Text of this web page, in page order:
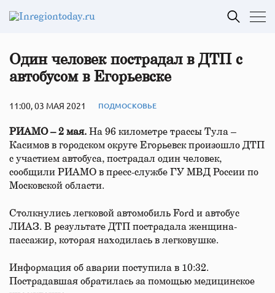
Один человек пострадал в ДТП с
автобусом в Егорьевске
11:00, 03 МАЯ 2021 ПОДМОСКОВЬЕ
РИАМО – 2 мая. На 96 километре трассы Тула –
Касимов в городском округе Егорьевск произошло ДТП
с участием автобуса, пострадал один человек,
сообщили РИАМО в пресс-службе ГУ МВД России по
Московской области.
Столкнулись легковой автомобиль Ford и автобус
ЛИАЗ. В результате ДТП пострадала женщина-
пассажир, которая находилась в легковушке.
Информация об аварии поступила в 10:32.
Пострадавшая обратилась за помощью медицинское